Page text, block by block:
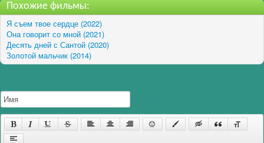
Похожие фильмы:
Я съем твое сердце (2022)
Она говорит со мной (2021)
Десять дней с Сантой (2020)
Золотой мальчик (2014)